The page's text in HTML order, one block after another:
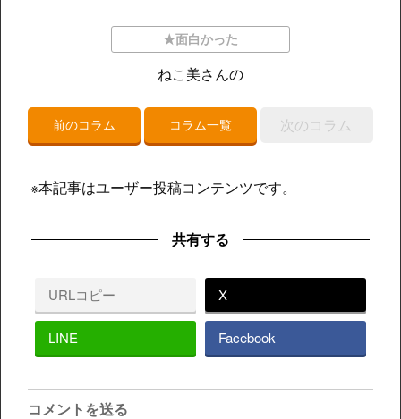
★面白かった
ねこ美さんの
前のコラム コラム一覧 次のコラム
※本記事はユーザー投稿コンテンツです。
共有する
URLコピー X
LINE Facebook
コメントを送る